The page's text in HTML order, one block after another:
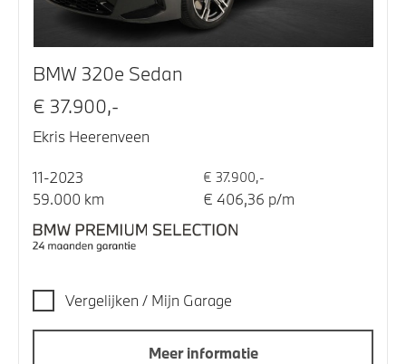
BMW 320e Sedan
€ 37.900,-
Ekris Heerenveen
11-2023 € 37.900,-
59.000 km € 406,36 p/m
Vergelijken / Mijn Garage
Meer informatie